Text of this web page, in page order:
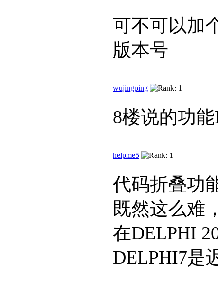
可不可以加
版本号
wujingping
8楼说的功
helpme5
代码折叠功
既然这么难
在DELPHI
DELPHI7是